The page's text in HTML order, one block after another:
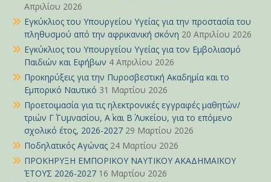
Απριλίου 2026
Εγκύκλιος του Υπουργείου Υγείας για την προστασία του
πληθυσμού από την αφρικανική σκόνη 20 Απριλίου 2026
Εγκύκλιος του Υπουργείου Υγείας για τον Εμβολιασμό
Παιδιών και Εφήβων 4 Απριλίου 2026
Προκηρύξεις για την Πυροσβεστική Ακαδημία και το
Εμπορικό Ναυτικό 31 Μαρτίου 2026
Προετοιμασία για τις ηλεκτρονικές εγγραφές μαθητών/
τριών Γ΄ Γυμνασίου, Α΄ και Β΄ Λυκείου, για το επόμενο
σχολικό έτος, 2026-2027 29 Μαρτίου 2026
Ποδηλατικός Αγώνας 24 Μαρτίου 2026
ΠΡΟΚΗΡΥΞΗ ΕΜΠΟΡΙΚΟΥ ΝΑΥΤΙΚΟΥ ΑΚΑΔΗΜΑΪΚΟΥ
ΈΤΟΥΣ 2026-2027 16 Μαρτίου 2026